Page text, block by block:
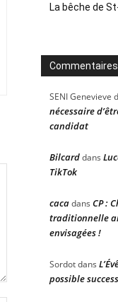
La bêche de
SENI Genevieve
nécessaire
candidat
Bilcarddans
TikTok
cacadans CP :
traditionnelle
envisagées !
Sordotdans
possible